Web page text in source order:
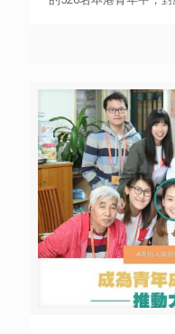
邊朋友即使對環境保護
及重要性，例如實現社
對氣候變化（74.9%）
（67.3%）【表3及表4
工作，正因為能有發揮
從事綠色工作的青年個
對的主要問題，包括行
況，以適應行業發展；
長遠項目，以致工作無
解綠色項目的運作，闡
查方式，於2023年11月
34歲在職或待業的香
從業員個案訪問。研究
認為綠色工作有助提供